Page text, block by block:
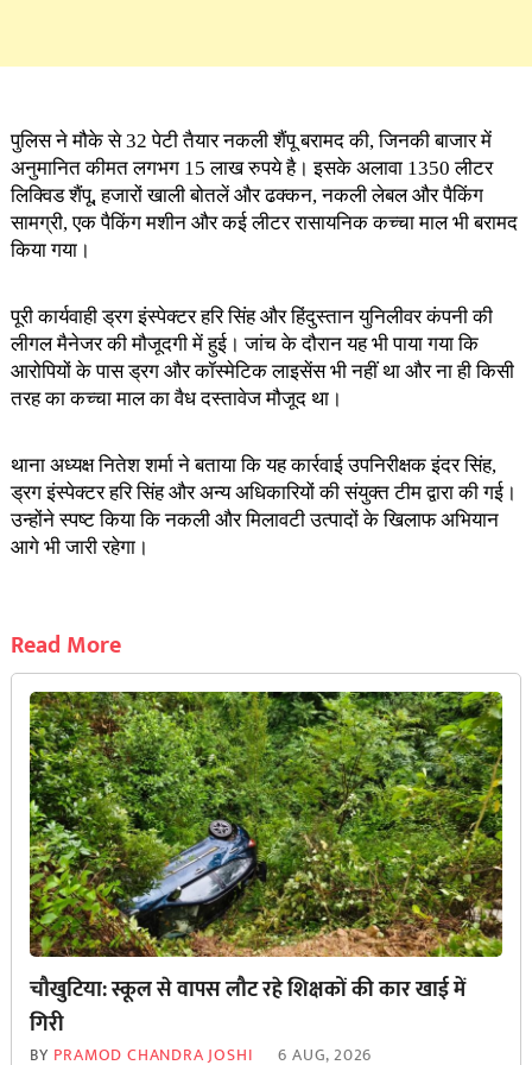
पुलिस ने मौके से 32 पेटी तैयार नकली शैंपू बरामद की, जिनकी बाजार में
अनुमानित कीमत लगभग 15 लाख रुपये है। इसके अलावा 1350 लीटर
लिक्विड शैंपू, हजारों खाली बोतलें और ढक्कन, नकली लेबल और पैकिंग
सामग्री, एक पैकिंग मशीन और कई लीटर रासायनिक कच्चा माल भी बरामद
किया गया।
पूरी कार्यवाही ड्रग इंस्पेक्टर हरि सिंह और हिंदुस्तान युनिलीवर कंपनी की
लीगल मैनेजर की मौजूदगी में हुई। जांच के दौरान यह भी पाया गया कि
आरोपियों के पास ड्रग और कॉस्मेटिक लाइसेंस भी नहीं था और ना ही किसी
तरह का कच्चा माल का वैध दस्तावेज मौजूद था।
थाना अध्यक्ष नितेश शर्मा ने बताया कि यह कार्रवाई उपनिरीक्षक इंदर सिंह,
ड्रग इंस्पेक्टर हरि सिंह और अन्य अधिकारियों की संयुक्त टीम द्वारा की गई।
उन्होंने स्पष्ट किया कि नकली और मिलावटी उत्पादों के खिलाफ अभियान
आगे भी जारी रहेगा।
Read More
चौखुटिया: स्कूल से वापस लौट रहे शिक्षकों की कार खाई में
गिरी
BY PRAMOD CHANDRA JOSHI 6 AUG, 2026